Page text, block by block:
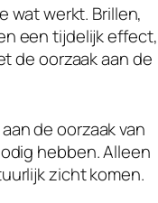
wat werkt. Brillen,
een tijdelijk effect,
de oorzaak aan de
de oorzaak van
hebben. Alleen
zicht komen.